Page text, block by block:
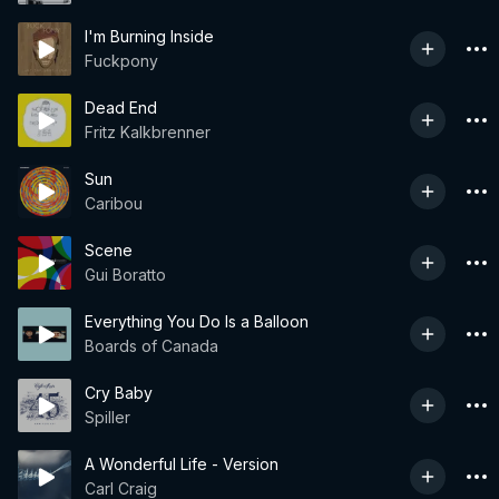
I'm Burning Inside
Fuckpony
Dead End
Fritz Kalkbrenner
Sun
Caribou
Scene
Gui Boratto
Everything You Do Is a Balloon
Boards of Canada
Cry Baby
Spiller
A Wonderful Life - Version
Carl Craig